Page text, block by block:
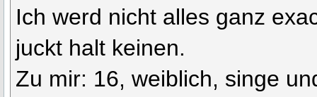
Ich werd nicht alles ganz
juckt halt keinen.
Zu mir: 16, weiblich, singe